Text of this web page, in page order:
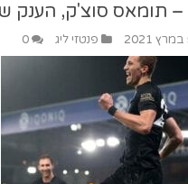
– תומאס סוצ'ק, הענק
פנטזי ליג 0